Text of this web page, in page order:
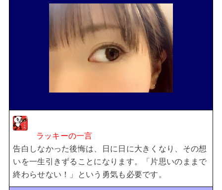
ラッキーの一言
告白しなかった後悔は、日に日に大きくなり、その想
いを一生引きずることになります。
「片思いのままで
終わらせない！」という勇気も必要です。